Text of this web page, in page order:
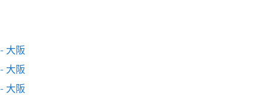
大阪
大阪
大阪